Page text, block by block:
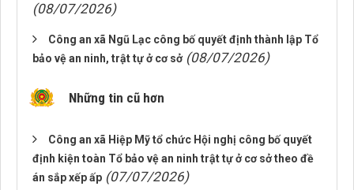
(08/07/2026)
Công an xã Ngũ Lạc công bố quyết định thành lập Tổ
bảo vệ an ninh, trật tự ở cơ sở (08/07/2026)
Những tin cũ hơn
Công an xã Hiệp Mỹ tổ chức Hội nghị công bố quyết
định kiện toàn Tổ bảo vệ an ninh trật tự ở cơ sở theo đề
án sắp xếp ấp (07/07/2026)